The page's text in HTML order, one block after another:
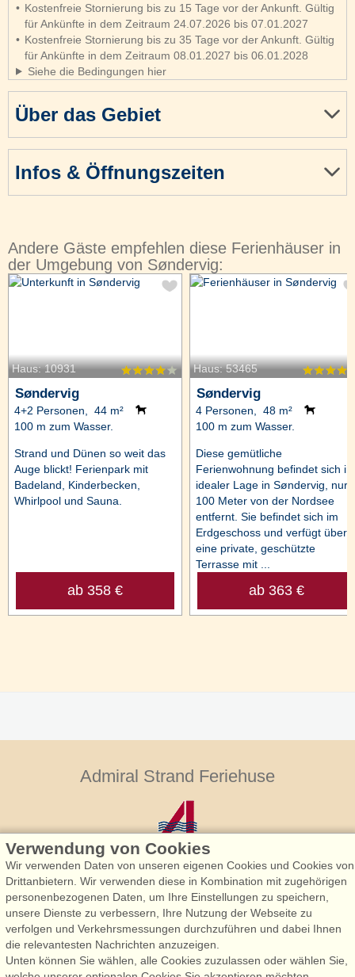
Über das Gebiet
Infos & Öffnungszeiten
Kostenfreie Stornierung bis zu 15 Tage vor der Ankunft. Gültig
für Ankünfte in dem Zeitraum 24.07.2026 bis 07.01.2027
Kostenfreie Stornierung bis zu 35 Tage vor der Ankunft. Gültig
für Ankünfte in dem Zeitraum 08.01.2027 bis 06.01.2028
Siehe die Bedingungen hier
Andere Gäste empfehlen diese Ferienhäuser in
der Umgebung von Søndervig:
Haus: 10931
Søndervig
4+2 Personen, 44 m²
100 m zum Wasser.
Strand und Dünen so weit das
Auge blickt! Ferienpark mit
Badeland, Kinderbecken,
Whirlpool und Sauna.
ab 358 €
Haus: 53465
Søndervig
4 Personen, 48 m²
100 m zum Wasser.
Diese gemütliche
Ferienwohnung befindet sich in
idealer Lage in Søndervig, nur
100 Meter von der Nordsee
entfernt. Sie befindet sich im
Erdgeschoss und verfügt über
eine private, geschützte
Terrasse mit ...
ab 363 €
Admiral Strand Feriehuse
Admiral Strand Feriehuse, Lønne
Houstrupvej 170, Lønne
6830 Nørre Nebel
booking@admiralstrand.com
Verwendung von Cookies
Wir verwenden Daten von unseren eigenen Cookies und Cookies von
Drittanbietern. Wir verwenden diese in Kombination mit zugehörigen
personenbezogenen Daten, um Ihre Einstellungen zu speichern,
unsere Dienste zu verbessern, Ihre Nutzung der Webseite zu
verfolgen und Verkehrsmessungen durchzuführen und dabei Ihnen
die relevantesten Nachrichten anzuzeigen.
Unten können Sie wählen, alle Cookies zuzulassen oder wählen Sie,